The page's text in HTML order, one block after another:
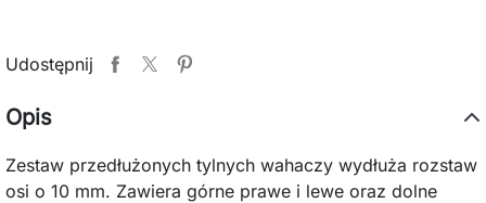
Udostępnij
Opis
Zestaw przedłużonych tylnych wahaczy wydłuża rozstaw
osi o 10 mm. Zawiera górne prawe i lewe oraz dolne